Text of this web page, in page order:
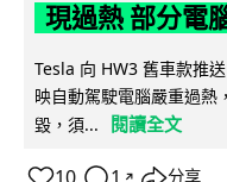
現過熱 部分電
Tesla 向 HW3 舊車款推
映自動駕駛電腦嚴重過熱
毀，須...
閱讀全文
↗ 分享